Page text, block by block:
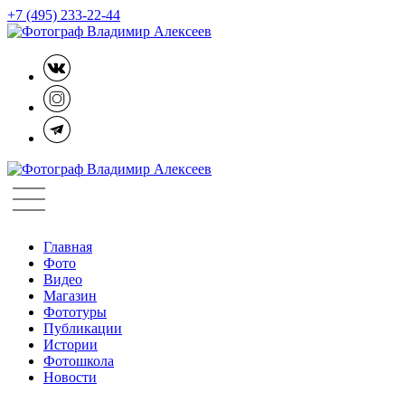
+7 (495) 233-22-44
Главная
Фото
Видео
Магазин
Фототуры
Публикации
Истории
Фотошкола
Новости